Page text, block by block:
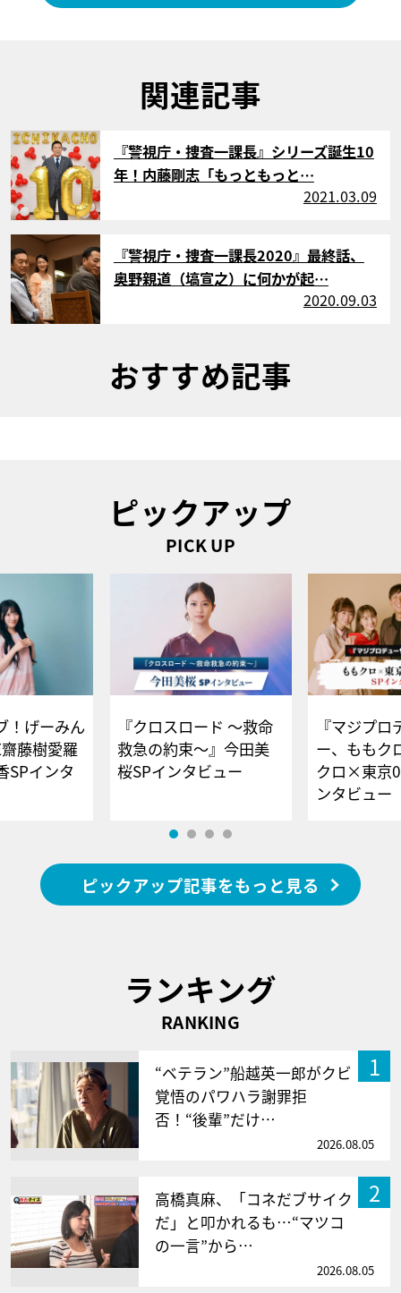
関連記事
サムネイル
『警視庁・捜査一課長』シリーズ誕生10
年！内藤剛志「もっともっと…
2021.03.09
サムネイル
『警視庁・捜査一課長2020』最終話、
奥野親道（塙宣之）に何かが起…
2020.09.03
おすすめ記事
ピックアップ
PICK UP
！げーみん
藤樹愛羅
SPインタ
『クロスロード ～救命
救急の約束～』今田美
桜SPインタビュー
『マジプロ
ー、ももク
クロ×東京
ンタビュー
ピックアップ記事をもっと見る
ランキング
RANKING
1
“ベテラン”船越英一郎がクビ
覚悟のパワハラ謝罪拒
否！“後輩”だけ…
2026.08.05
2
高橋真麻、「コネだブサイク
だ」と叩かれるも…“マツコ
の一言”から…
2026.08.05